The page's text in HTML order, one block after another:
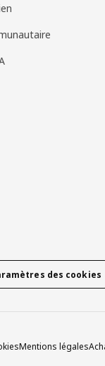
des cookies
Mentions légales